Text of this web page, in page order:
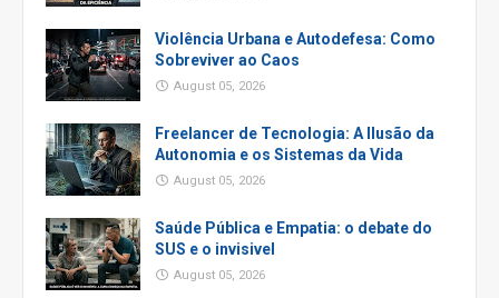
Violência Urbana e Autodefesa: Como
Sobreviver ao Caos
August 05, 2026
Freelancer de Tecnologia: A Ilusão da
Autonomia e os Sistemas da Vida
August 05, 2026
Saúde Pública e Empatia: o debate do
SUS e o invisivel
August 05, 2026